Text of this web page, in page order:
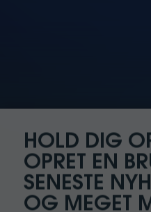
HOLD DIG
OPRET EN
SENESTE
OG MEGET